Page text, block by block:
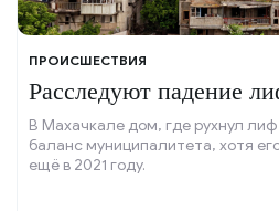
ПРОИСШЕСТВИЯ
Расследуют падение
В Махачкале дом, где рухнул
баланс муниципалитета, хотя
ещё в 2021 году.